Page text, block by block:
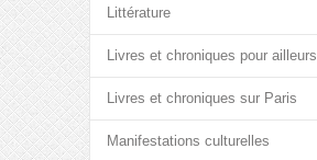
Littérature
Livres et chroniques pour ailleurs
Livres et chroniques sur Paris
Manifestations culturelles